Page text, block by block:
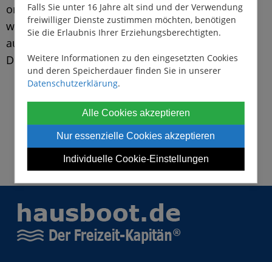
Falls Sie unter 16 Jahre alt sind und der Verwendung
freiwilliger Dienste zustimmen möchten, benötigen
Sie die Erlaubnis Ihrer Erziehungsberechtigten.
Weitere Informationen zu den eingesetzten Cookies
und deren Speicherdauer finden Sie in unserer
Datenschutzerklärung.
Alle Cookies akzeptieren
Nur essenzielle Cookies akzeptieren
Individuelle Cookie-Einstellungen
ortsansässigen Restaurant Le Cheval Blanc (Das
weiße Pferd) bei französischen Spezialitäten
ausklingen lassen, die vom elsässischen Koch
Denis Hestin und seiner Frau zubereitet werden.